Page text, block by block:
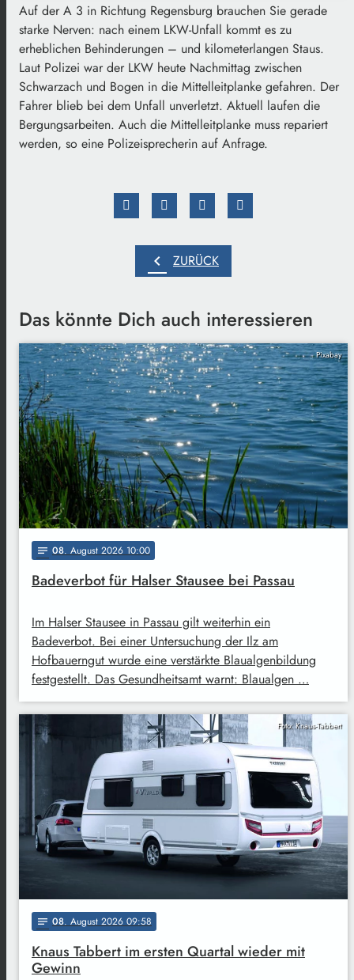
Auf der A 3 in Richtung Regensburg brauchen Sie gerade
starke Nerven: nach einem LKW-Unfall kommt es zu
erheblichen Behinderungen – und kilometerlangen Staus.
Laut Polizei war der LKW heute Nachmittag zwischen
Schwarzach und Bogen in die Mittelleitplanke gefahren. Der
Fahrer blieb bei dem Unfall unverletzt. Aktuell laufen die
Bergungsarbeiten. Auch die Mittelleitplanke muss repariert
werden, so eine Polizeisprecherin auf Anfrage.
chevron_left ZURÜCK
Das könnte Dich auch interessieren
Pixabay
notes 08. August 2026 10:00
Badeverbot für Halser Stausee bei Passau
Im Halser Stausee in Passau gilt weiterhin ein
Badeverbot. Bei einer Untersuchung der Ilz am
Hofbauerngut wurde eine verstärkte Blaualgenbildung
festgestellt. Das Gesundheitsamt warnt: Blaualgen …
Foto: Knaus-Tabbert
notes 08. August 2026 09:58
Knaus Tabbert im ersten Quartal wieder mit
Gewinn